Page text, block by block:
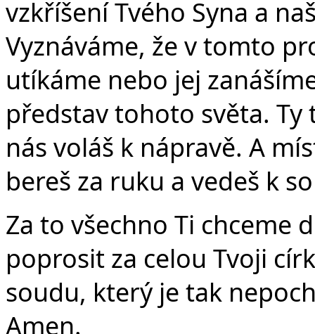
vzkříšení Tvého Syna a
Vyznáváme, že v tomto
utíkáme nebo jej
představ tohoto světa. Ty
nás voláš k nápravě. A
bereš za ruku a vedeš k
Za to všechno Ti chceme
poprosit za celou Tvoji
soudu, který je tak
Amen.